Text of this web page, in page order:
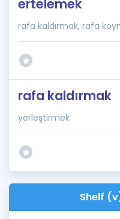
ertelemek
rafa kaldırmak, rafa
rafa kaldırmak
yerleştirmek
Shelf